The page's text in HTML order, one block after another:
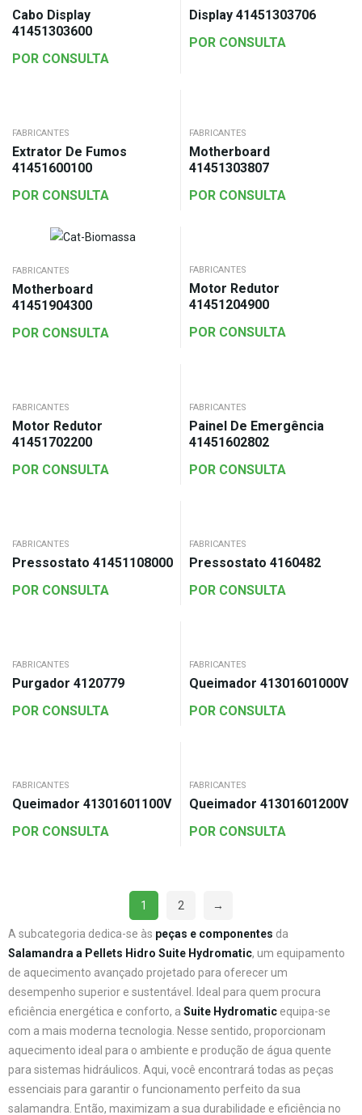
Cabo Display
41451303600
POR CONSULTA
Display 41451303706
POR CONSULTA
FABRICANTES
Extrator De Fumos
41451600100
POR CONSULTA
FABRICANTES
Motherboard
41451303807
POR CONSULTA
FABRICANTES
Motherboard
41451904300
POR CONSULTA
FABRICANTES
Motor Redutor
41451204900
POR CONSULTA
FABRICANTES
Motor Redutor
41451702200
POR CONSULTA
FABRICANTES
Painel De Emergência
41451602802
POR CONSULTA
FABRICANTES
Pressostato 41451108000
POR CONSULTA
FABRICANTES
Pressostato 4160482
POR CONSULTA
FABRICANTES
Purgador 4120779
POR CONSULTA
FABRICANTES
Queimador 41301601000V
POR CONSULTA
FABRICANTES
Queimador 41301601100V
POR CONSULTA
FABRICANTES
Queimador 41301601200V
POR CONSULTA
1 2 →
A subcategoria dedica-se às peças e componentes da
Salamandra a Pellets Hidro Suite Hydromatic, um equipamento
de aquecimento avançado projetado para oferecer um
desempenho superior e sustentável. Ideal para quem procura
eficiência energética e conforto, a Suite Hydromatic equipa-se
com a mais moderna tecnologia. Nesse sentido, proporcionam
aquecimento ideal para o ambiente e produção de água quente
para sistemas hidráulicos. Aqui, você encontrará todas as peças
essenciais para garantir o funcionamento perfeito da sua
salamandra. Então, maximizam a sua durabilidade e eficiência no